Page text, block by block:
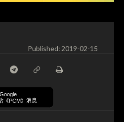
Published:2019-02-15
《PCM》消息